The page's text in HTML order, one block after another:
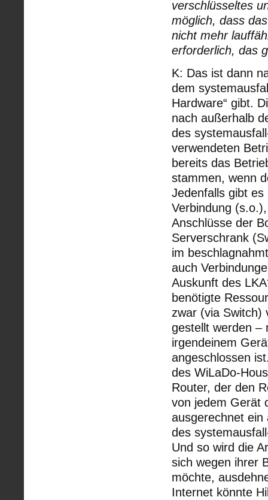
verschlüsseltes
möglich, dass
nicht mehr
erforderlich, das
K: Das ist dann
dem
Hardware“ gibt.
nach außerhalb
des
verwendeten
bereits das
stammen, wenn
Jedenfalls gibt
Verbindung
Anschlüsse der
Serverschrank
im
auch
Auskunft des
benötigte
zwar (via Switch)
gestellt werden –
irgendeinem
angeschlossen
des WiLaDo-
Router, der den
von jedem Gerät
ausgerechnet ein
des
Und so wird die
sich wegen ihrer
möchte,
Internet könnte